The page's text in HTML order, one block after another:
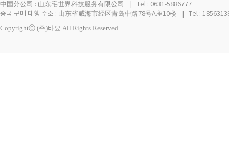
中国分公司 : 山东宅世界科技服务有限公司 | Tel : 0631-5886777
중국 구매 대행 주소 : 山东省威海市经区青岛中路78号A座10楼 | Tel :
Copyrightⓒ (주)바요 All Rights Reserved.